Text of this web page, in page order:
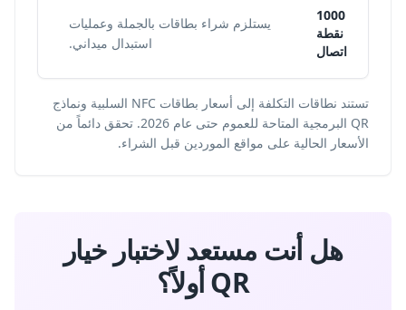
1000
نقطة
اتصال
يستلزم شراء بطاقات بالجملة وعمليات
استبدال ميداني.
تستند نطاقات التكلفة إلى أسعار بطاقات NFC السلبية ونماذج
QR البرمجية المتاحة للعموم حتى عام 2026. تحقق دائماً من
الأسعار الحالية على مواقع الموردين قبل الشراء.
هل أنت مستعد لاختبار خيار
QR أولاً؟